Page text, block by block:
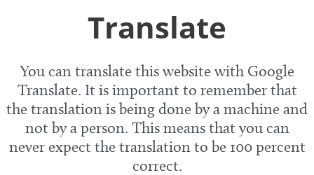
Translate
You can translate this website with Google
Translate. It is important to remember that
the translation is being done by a machine and
not by a person. This means that you can
never expect the translation to be 100 percent
correct.